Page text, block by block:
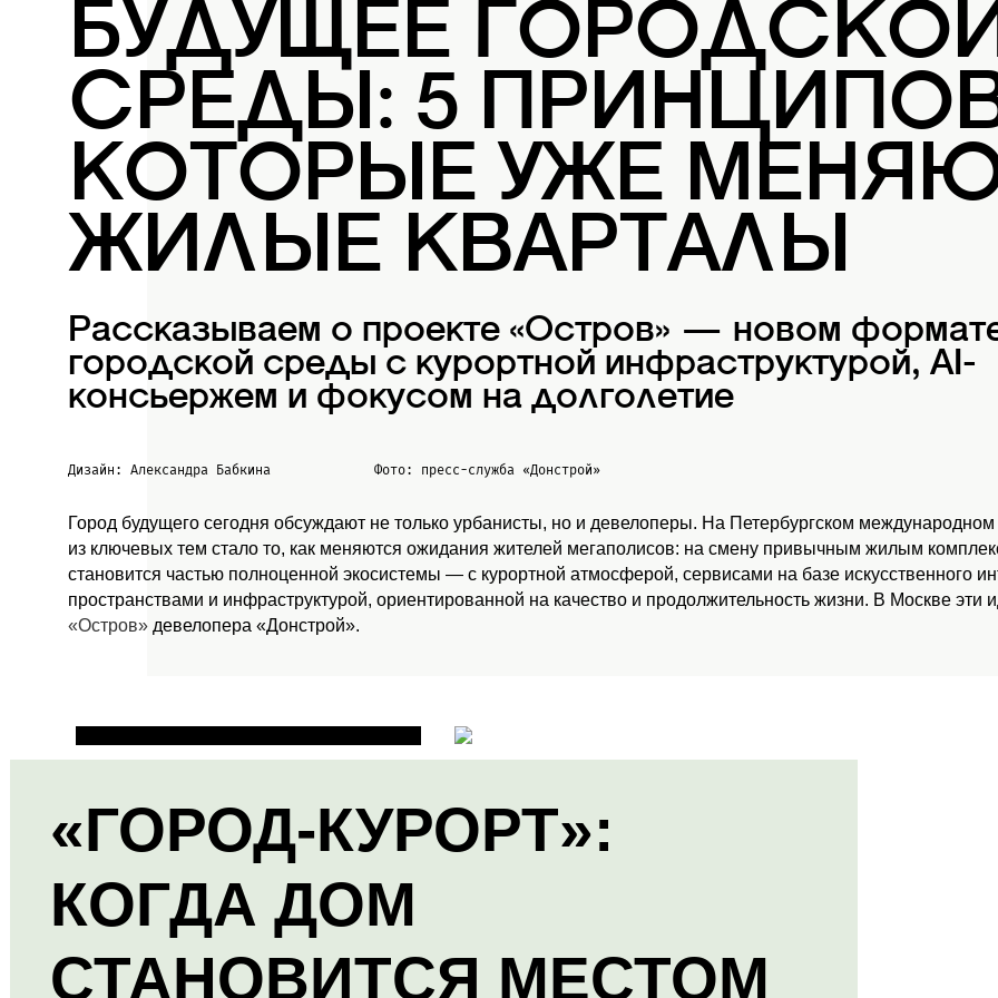
БУДУЩЕЕ
СРЕДЫ: 5
КОТОРЫЕ УЖЕ
ЖИЛЫЕ КВАРТАЛЫ
Рассказываем о проекте «Остров» — новом
городской среды с курортной инфраструктурой, AI-
консьержем и фокусом на долголетие
Дизайн: Александра Бабкина Фото: пресс-служба «Донстрой»
Город будущего сегодня обсуждают не только урбанисты, но и девелоперы. На Петербургском
из ключевых тем стало то, как меняются ожидания жителей мегаполисов: на смену привычным жилым
становится частью полноценной экосистемы — с курортной атмосферой, сервисами на базе искусственного
пространствами и инфраструктурой, ориентированной на качество и продолжительность жизни. В Москве
«Остров» девелопера «Донстрой».
«ГОРОД-КУРОРТ»:
КОГДА ДОМ
СТАНОВИТСЯ МЕСТОМ